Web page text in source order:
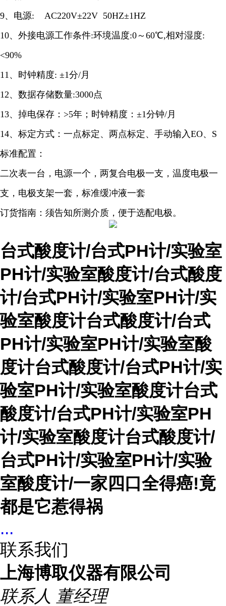
9、电源: AC220V±22V 50HZ±1HZ
10、外接电源工作条件:环境温度:0～60℃,相对湿度:
<90%
11、时钟精度: ±1分/月
12、数据存储数量:3000点
13、掉电保存：>5年；时钟精度：±1分钟/月
14、标定方式：一点标定、两点标定、手动输入EO、S
标准配置：
二次表一台，电源一个，两复合电极一支，温度电极一
支，电极支架一套，标准缓冲液一套
订货指南：须告知所测介质，便于选配电极。
台式酸度计/台式PH计/实验室
PH计/实验室酸度计/台式酸度
计/台式PH计/实验室PH计/实
验室酸度计台式酸度计/台式
PH计/实验室PH计/实验室酸
度计台式酸度计/台式PH计/实
验室PH计/实验室酸度计台式
酸度计/台式PH计/实验室PH
计/实验室酸度计台式酸度计/
台式PH计/实验室PH计/实验
室酸度计/一家四口全得癌!竟
都是它惹得祸
...
联系我们
上海博取仪器有限公司
联系人 董经理